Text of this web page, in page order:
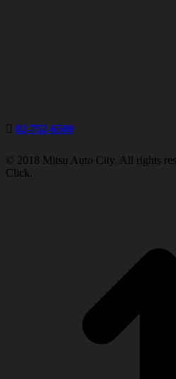
02-752-6500
© 2018 Mitsu Auto City. All rights
Click.